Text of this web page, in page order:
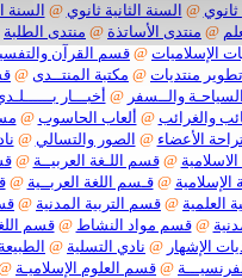
@ السنة الثانية ثانوي @ السنة
@ منتدى الأساتذة @ منتدى الطلبة
الإسلاميات @ قسم القرآن
منتديات @ مكتبة المنتــدى @
السياحـة والــسفر @ أخبـــار
والغرائب @ ألعاب الحاسوب @
الأعضاء @ الصور والتسالي @
@قسم اللـغة العربيــة @
الإسلامية @قـسم اللغة العربــية @
العلمية @ قسم التربية المدنية @
@قسم مواد النشاط @قسم
الإشهار @ نادي التسلية @
@ قسم العلوم الإسلاميـة